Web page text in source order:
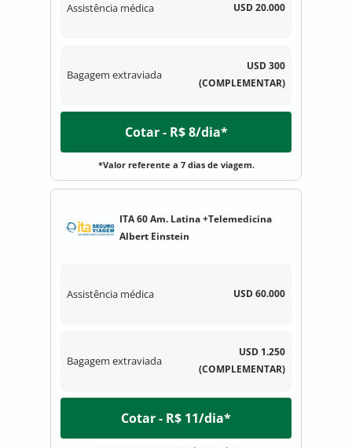
Assistência médica USD 20.000
Bagagem extraviada
USD 300
(COMPLEMENTAR)
Cotar - R$ 8/dia*
*Valor referente a 7 dias de viagem.
ITA 60 Am. Latina +Telemedicina
Albert Einstein
Assistência médica USD 60.000
Bagagem extraviada
USD 1.250
(COMPLEMENTAR)
Cotar - R$ 11/dia*